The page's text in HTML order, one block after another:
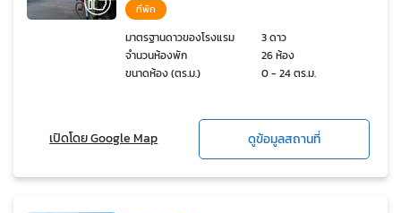
ที่พัก
มาตรฐานดาวของโรงแรม
3 ดาว
จำนวนห้องพัก
26 ห้อง
ขนาดห้อง (ตร.ม.)
0 - 24 ตร.ม.
เปิดโดย Google Map ดูข้อมูลสถานที่